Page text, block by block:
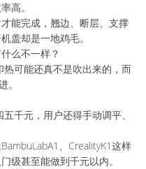
高。
能完成，翘边、断层、支撑
盖却是一地鸡毛。
么不一样？
可能还真不是吹出来的，而
。
千元，用户还得手动调平、
、CrealityK1这样
级甚至能做到千元以内。